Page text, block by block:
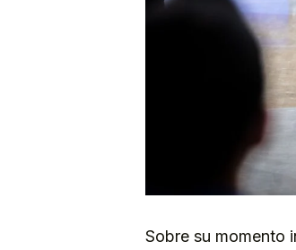
Sobre su momento